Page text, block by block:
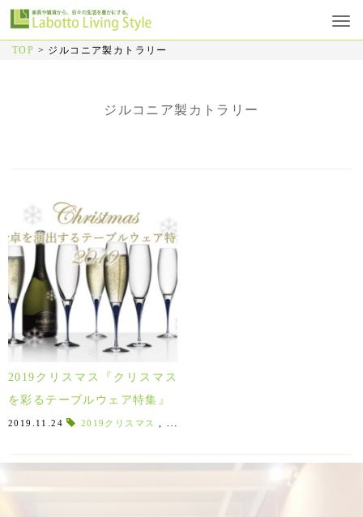
TOP > ジルコニア製カトラリー
ジルコニア製カトラリー
2019クリスマス『クリスマス
を彩るテーブルウェア特集』
2019.11.24 2019クリスマス